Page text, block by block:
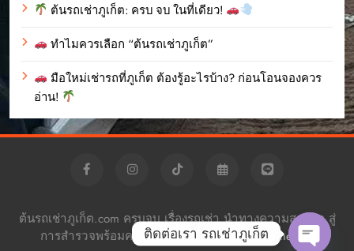
ต้นรถเช่าภูเก็ต: ครบ จบ ในที่เดียว!
ทำไมควรเลือก “ต้นรถเช่าภูเก็ต”
มือใหม่เช่ารถที่ภูเก็ต ต้องรู้อะไรบ้าง? ก่อนโอนจองควร
อ่าน!
ต้นรถเช่าภูเก็ต.com ครบจบ เรื่องรถเช่า นำทางความสะดวก สู่
การสำรวจพร้อมความอิสระ Powered ByBlazeThemes.
ติดต่อเรา รถเช่าภูเก็ต